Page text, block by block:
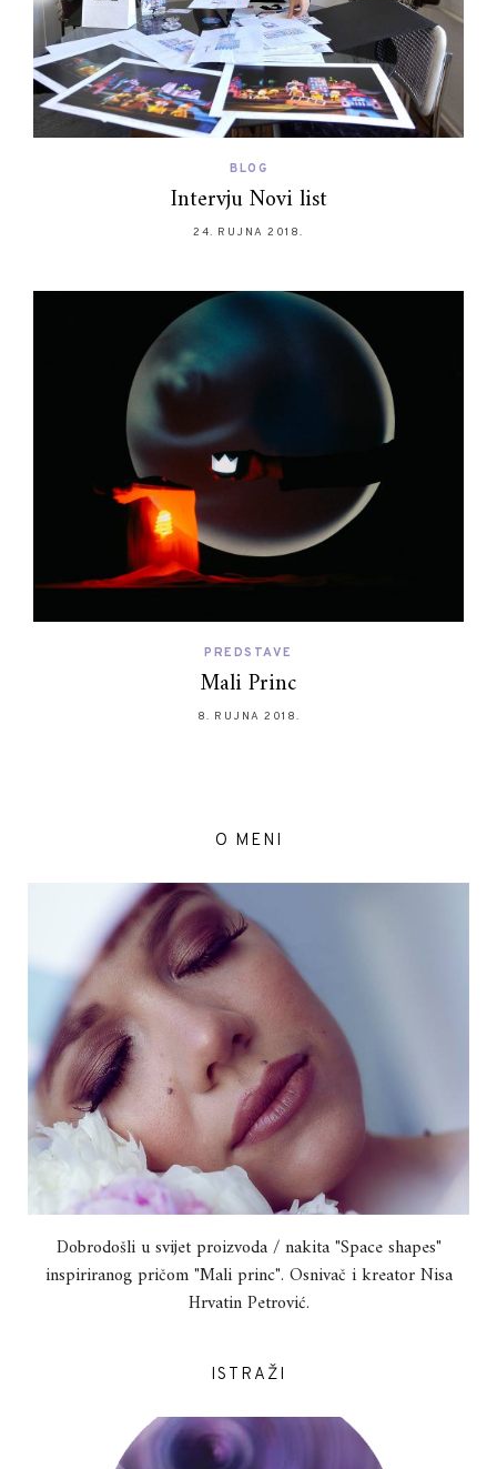
BLOG
Intervju Novi list
24. RUJNA 2018.
PREDSTAVE
Mali Princ
8. RUJNA 2018.
O MENI
Dobrodošli u svijet proizvoda / nakita "Space shapes"
inspiriranog pričom "Mali princ". Osnivač i kreator Nisa
Hrvatin Petrović.
ISTRAŽI